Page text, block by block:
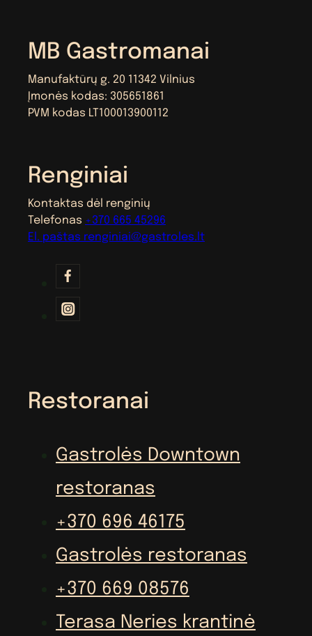
MB Gastromanai
Manufaktūrų g. 20 11342 Vilnius
Įmonės kodas: 305651861
PVM kodas LT100013900112
Renginiai
Kontaktas dėl renginių
Telefonas +370 665 45296
El. paštas renginiai@gastroles.lt
Restoranai
Gastrolės Downtown
restoranas
+370 696 46175
Gastrolės restoranas
+370 669 08576
Terasa Neries krantinė